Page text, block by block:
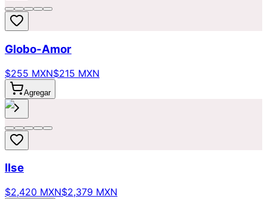
Globo-Amor
$255 MXN$215 MXN
Agregar
Ilse
$2,420 MXN$2,379 MXN